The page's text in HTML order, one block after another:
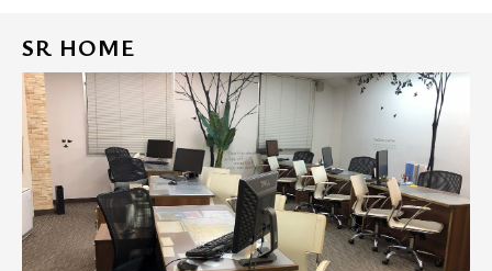
SR HOME